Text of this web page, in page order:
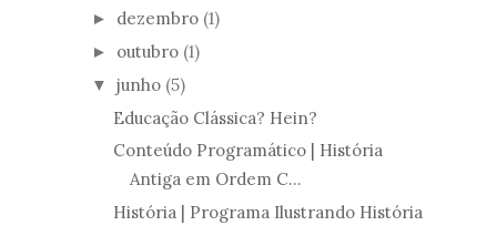
► dezembro (1)
► outubro (1)
▼ junho (5)
Educação Clássica? Hein?
Conteúdo Programático | História
Antiga em Ordem C...
História | Programa Ilustrando História